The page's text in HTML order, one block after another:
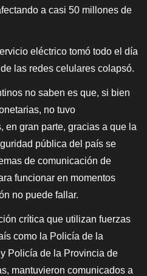
a casi 50 millones de
eléctrico tomó todo el día
las redes celulares colapsó.
no saben es que, si bien
no tuvo
en gran parte, gracias a que la
pública del país se
de comunicación de
funcionar en momentos
no puede fallar.
crítica que utilizan fuerzas
como la Policía de la
Policía de la Provincia de
mantuvieron comunicados a